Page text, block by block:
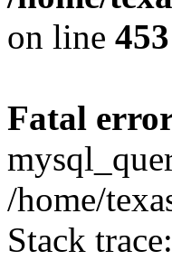
on line 453
Fatal
/home/
Stack